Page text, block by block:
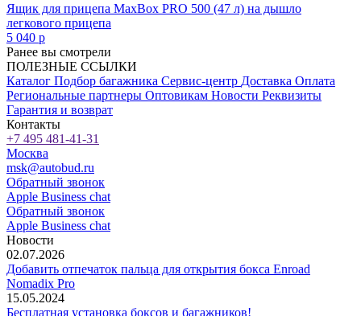
Ящик для прицепа MaxBox PRO 500 (47 л) на дышло
легкового прицепа
5 040 p
Ранее вы смотрели
ПОЛЕЗНЫЕ ССЫЛКИ
Каталог Подбор багажника Сервис-центр Доставка Оплата
Региональные партнеры Оптовикам Новости Реквизиты
Гарантия и возврат
Контакты
+7 495 481-41-31
Москва
msk@autobud.ru
Обратный звонок
Apple Business chat
Обратный звонок
Apple Business chat
Новости
02.07.2026
Добавить отпечаток пальца для открытия бокса Enroad
Nomadix Pro
15.05.2024
Бесплатная установка боксов и багажников!